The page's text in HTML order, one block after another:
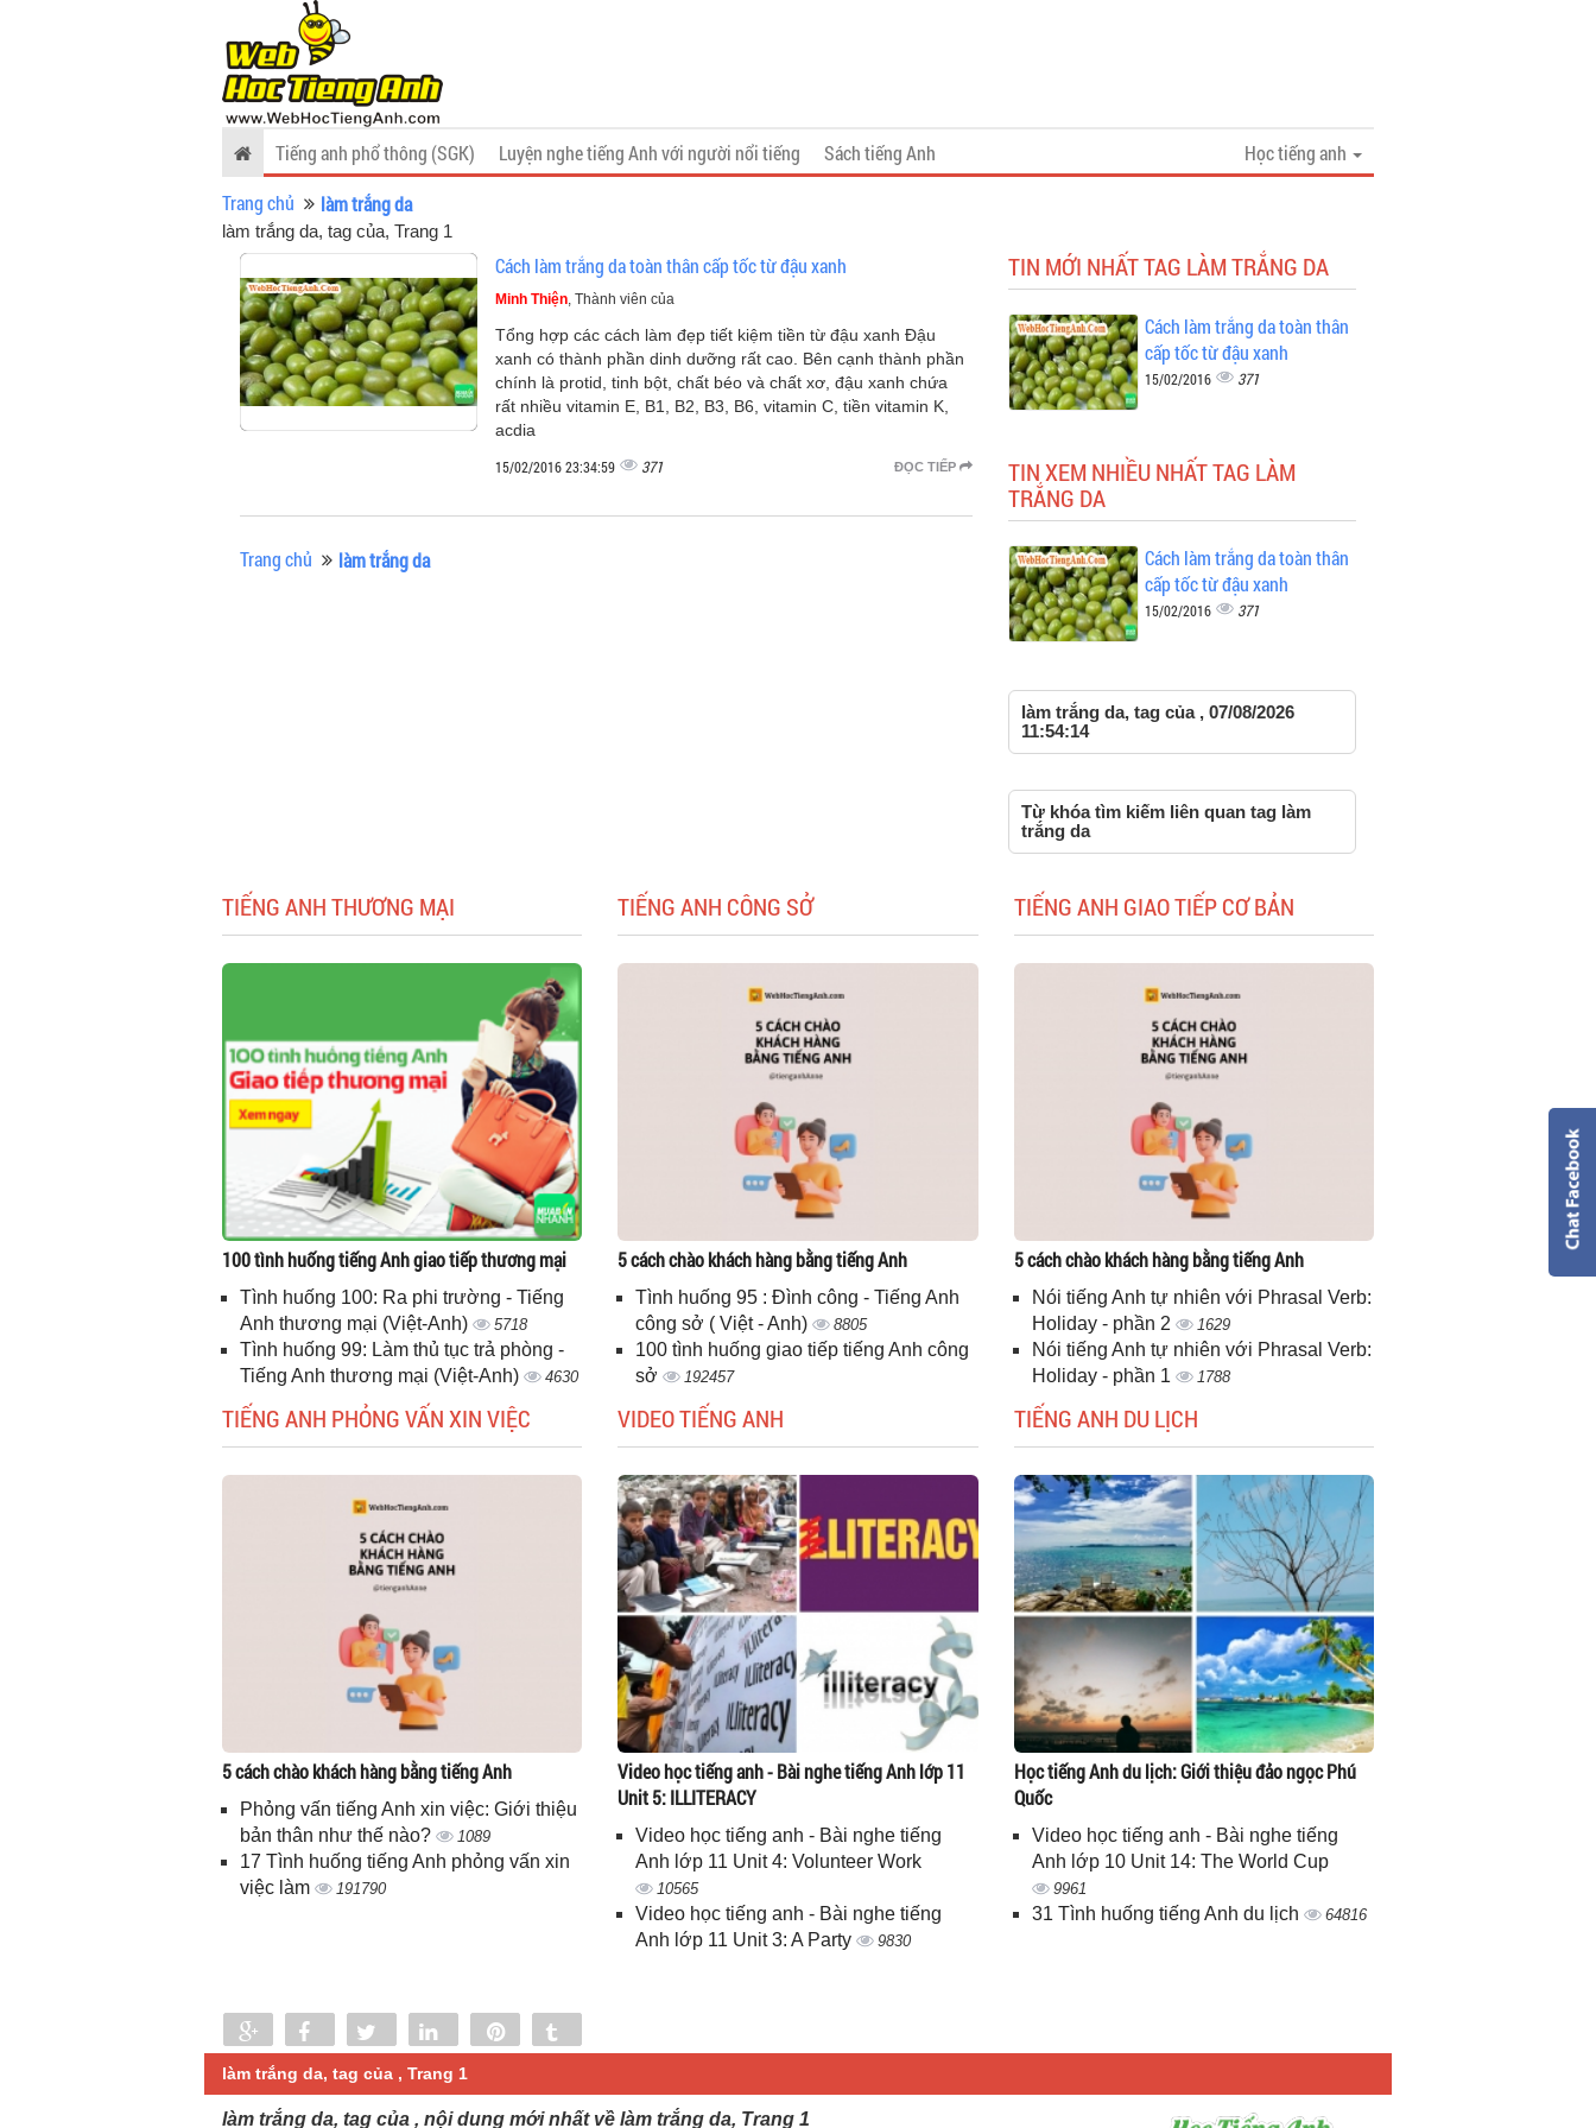
Tiếng anh phổ thông (SGK) Luyện nghe tiếng Anh với người nổi tiếng Sách tiếng Anh
Học tiếng anh
Trang chủ
làm trắng da
làm trắng da, tag của, Trang 1
Cách làm trắng da toàn thân cấp tốc từ đậu xanh
Minh Thiện, Thành viên của
Tổng hợp các cách làm đẹp tiết kiệm tiền từ đậu xanh Đậu
xanh có thành phần dinh dưỡng rất cao. Bên cạnh thành phần
chính là protid, tinh bột, chất béo và chất xơ, đậu xanh chứa
rất nhiều vitamin E, B1, B2, B3, B6, vitamin C, tiền vitamin K,
acdia
ĐỌC TIẾP
15/02/2016 23:34:59 371
Trang chủ làm trắng da
TIN MỚI NHẤT TAG LÀM TRẮNG DA
Cách làm trắng da toàn thân
cấp tốc từ đậu xanh
15/02/2016 371
TIN XEM NHIỀU NHẤT TAG LÀM
TRẮNG DA
Cách làm trắng da toàn thân
cấp tốc từ đậu xanh
15/02/2016 371
làm trắng da, tag của , 07/08/2026
11:54:14
Từ khóa tìm kiếm liên quan tag làm
trắng da
TIẾNG ANH THƯƠNG MẠI
100 tình huống tiếng Anh giao tiếp thương mại
Tình huống 100: Ra phi trường - Tiếng
Anh thương mại (Việt-Anh)
5718
Tình huống 99: Làm thủ tục trả phòng -
Tiếng Anh thương mại (Việt-Anh)
4630
TIẾNG ANH CÔNG SỞ
5 cách chào khách hàng bằng tiếng Anh
Tình huống 95 : Đình công - Tiếng Anh
công sở ( Việt - Anh)
8805
100 tình huống giao tiếp tiếng Anh công
sở
192457
TIẾNG ANH GIAO TIẾP CƠ BẢN
5 cách chào khách hàng bằng tiếng Anh
Nói tiếng Anh tự nhiên với Phrasal Verb:
Holiday - phần 2
1629
Nói tiếng Anh tự nhiên với Phrasal Verb:
Holiday - phần 1
1788
TIẾNG ANH PHỎNG VẤN XIN VIỆC
5 cách chào khách hàng bằng tiếng Anh
Phỏng vấn tiếng Anh xin việc: Giới thiệu
bản thân như thế nào?
1089
17 Tình huống tiếng Anh phỏng vấn xin
việc làm
191790
VIDEO TIẾNG ANH
Video học tiếng anh - Bài nghe tiếng Anh lớp 11
Unit 5: ILLITERACY
Video học tiếng anh - Bài nghe tiếng
Anh lớp 11 Unit 4: Volunteer Work
10565
Video học tiếng anh - Bài nghe tiếng
Anh lớp 11 Unit 3: A Party
9830
TIẾNG ANH DU LỊCH
Học tiếng Anh du lịch: Giới thiệu đảo ngọc Phú
Quốc
Video học tiếng anh - Bài nghe tiếng
Anh lớp 10 Unit 14: The World Cup
9961
31 Tình huống tiếng Anh du lịch 64816
Share Share Tweet Share
làm trắng da, tag của , Trang 1
làm trắng da, tag của , nội dung mới nhất về làm trắng da, Trang 1